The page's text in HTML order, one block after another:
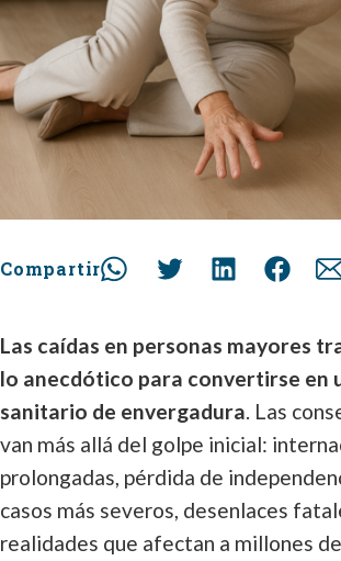
Compartir
Las caídas en personas mayores
lo anecdótico para convertirse en
sanitario de envergadura. Las
van más allá del golpe inicial:
prolongadas, pérdida de
casos más severos, desenlaces
realidades que afectan a millones